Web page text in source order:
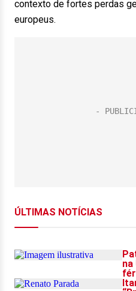
contexto de fortes perdas
europeus.